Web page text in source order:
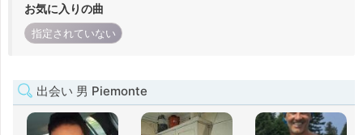
お気に入りの曲
指定されていない
出会い 男 Piemonte